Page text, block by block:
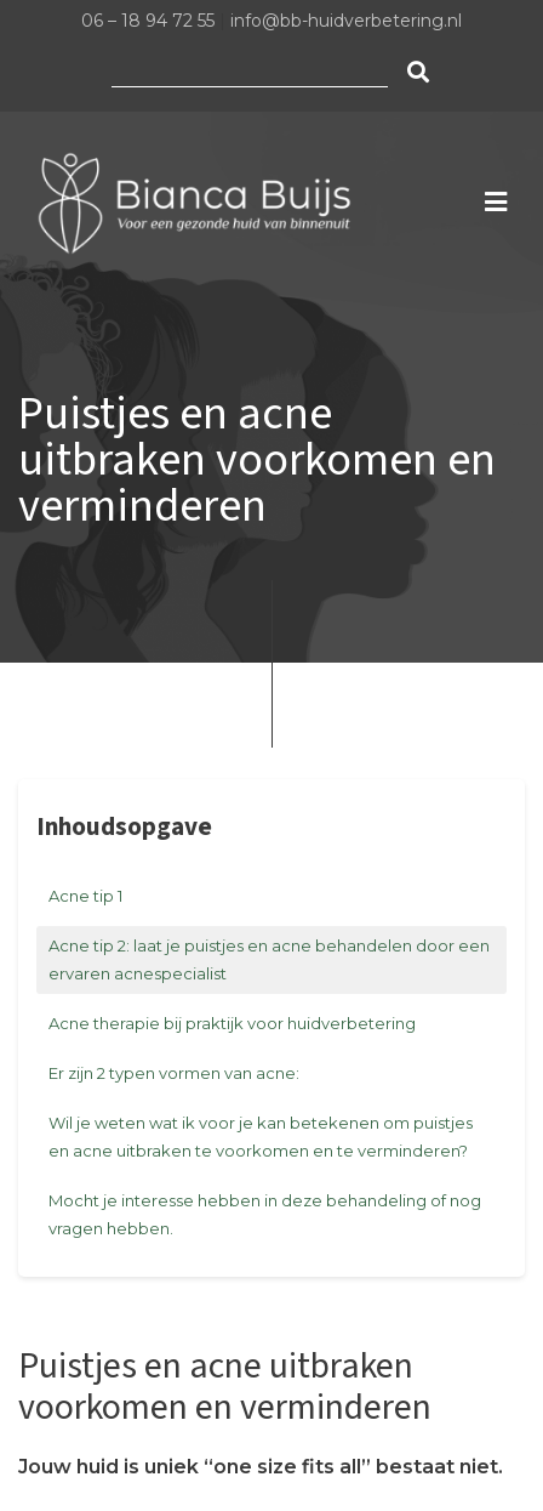
06 – 18 94 72 55 info@bb-huidverbetering.nl
Puistjes en acne
uitbraken voorkomen en
verminderen
Puistjes en acne uitbraken
voorkomen en verminderen
Jouw huid is uniek “one size fits all” bestaat niet.
Inhoudsopgave
Acne tip 1
Acne tip 2: laat je puistjes en acne behandelen door een
ervaren acnespecialist
Acne therapie bij praktijk voor huidverbetering
Er zijn 2 typen vormen van acne:
Wil je weten wat ik voor je kan betekenen om puistjes
en acne uitbraken te voorkomen en te verminderen?
Mocht je interesse hebben in deze behandeling of nog
vragen hebben.